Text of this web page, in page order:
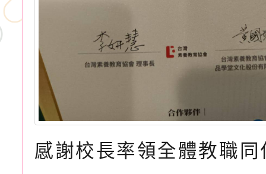
感謝校長率領全體教職